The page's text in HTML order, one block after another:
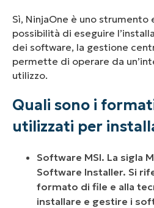
Sì, NinjaOne è uno
possibilità di eseguire
dei software, la gestione
permette di operare da
utilizzo.
Quali sono i
utilizzati per
Software MSI. La sigla
Software Installer. Si
formato di file e alla
installare e gestire i